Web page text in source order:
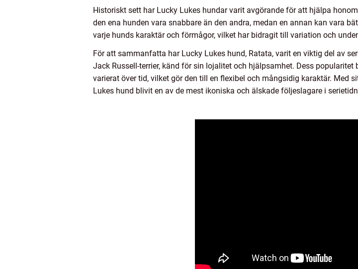
Historiskt sett har Lucky Lukes hundar varit avgörande för att hjälpa
den ena hunden vara snabbare än den andra, medan en annan kan vara
varje hunds karaktär och förmågor, vilket har bidragit till variation och
För att sammanfatta har Lucky Lukes hund, Ratata, varit en viktig del av
Jack Russell-terrier, känd för sin lojalitet och hjälpsamhet. Dess
varierat över tid, vilket gör den till en flexibel och mångsidig karaktär. Med
Lukes hund blivit en av de mest ikoniska och älskade följeslagare i